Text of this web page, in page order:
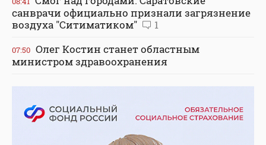
санврачи официально признали загрязнение
воздуха "Ситиматиком"
1
07:50 Олег Костин станет областным
министром здравоохранения